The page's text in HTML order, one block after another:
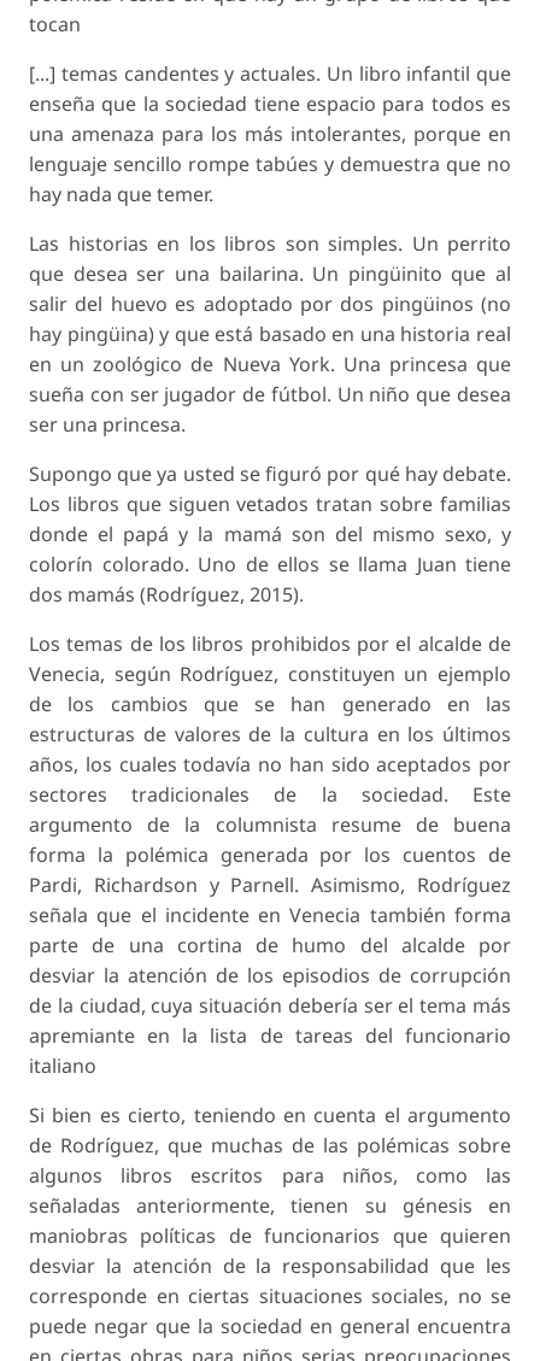
tocan
[...] temas candentes y actuales. Un libro infantil que
enseña que la sociedad tiene espacio para todos es
una amenaza para los más intolerantes, porque en
lenguaje sencillo rompe tabúes y demuestra que no
hay nada que temer.
Las historias en los libros son simples. Un perrito
que desea ser una bailarina. Un pingüinito que al
salir del huevo es adoptado por dos pingüinos (no
hay pingüina) y que está basado en una historia real
en un zoológico de Nueva York. Una princesa que
sueña con ser jugador de fútbol. Un niño que desea
ser una princesa.
Supongo que ya usted se figuró por qué hay debate.
Los libros que siguen vetados tratan sobre familias
donde el papá y la mamá son del mismo sexo, y
colorín colorado. Uno de ellos se llama Juan tiene
dos mamás (Rodríguez, 2015).
Los temas de los libros prohibidos por el alcalde de
Venecia, según Rodríguez, constituyen un ejemplo
de los cambios que se han generado en las
estructuras de valores de la cultura en los últimos
años, los cuales todavía no han sido aceptados por
sectores tradicionales de la sociedad. Este
argumento de la columnista resume de buena
forma la polémica generada por los cuentos de
Pardi, Richardson y Parnell. Asimismo, Rodríguez
señala que el incidente en Venecia también forma
parte de una cortina de humo del alcalde por
desviar la atención de los episodios de corrupción
de la ciudad, cuya situación debería ser el tema más
apremiante en la lista de tareas del funcionario
italiano
Si bien es cierto, teniendo en cuenta el argumento
de Rodríguez, que muchas de las polémicas sobre
algunos libros escritos para niños, como las
señaladas anteriormente, tienen su génesis en
maniobras políticas de funcionarios que quieren
desviar la atención de la responsabilidad que les
corresponde en ciertas situaciones sociales, no se
puede negar que la sociedad en general encuentra